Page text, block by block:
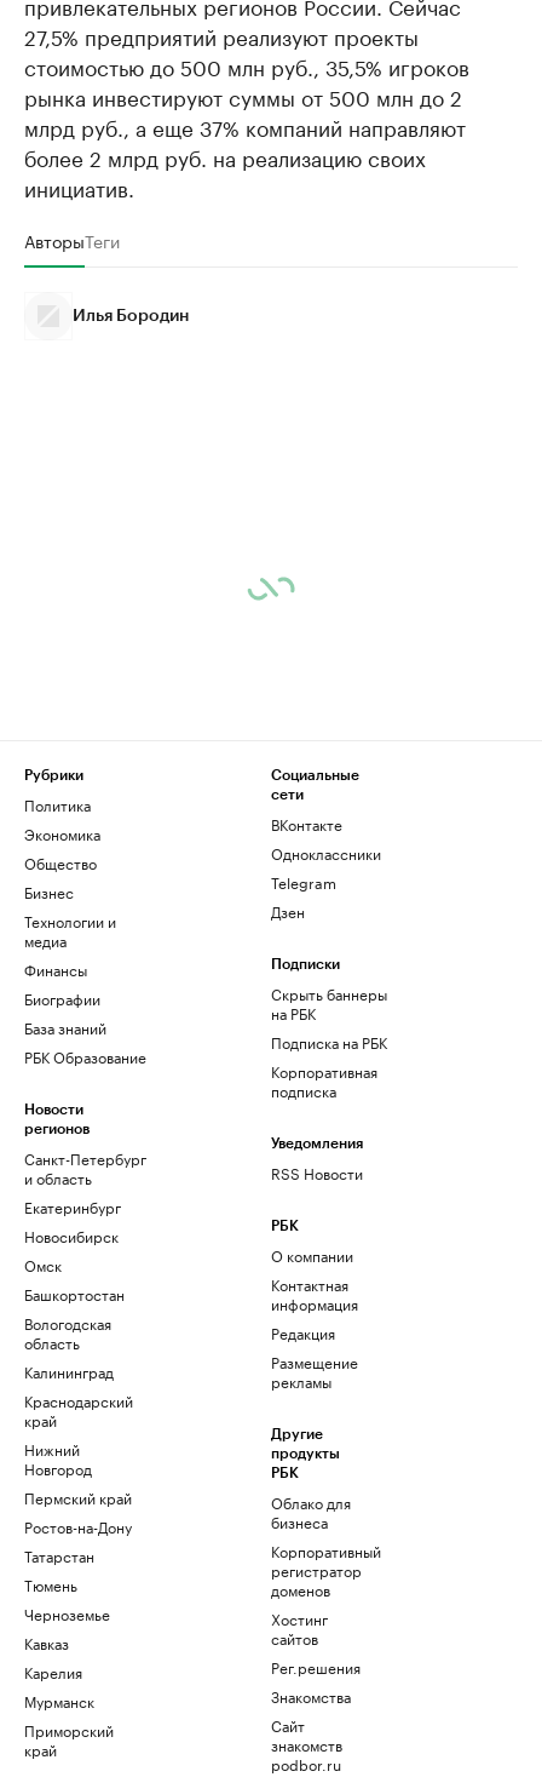
27,5% предприятий реализуют проекты
стоимостью до 500 млн руб., 35,5% игроков
рынка инвестируют суммы от 500 млн до 2
млрд руб., а еще 37% компаний направляют
более 2 млрд руб. на реализацию своих
инициатив.
АвторыТеги
Илья Бородин
Рубрики
Политика
Экономика
Общество
Бизнес
Технологии и
медиа
Финансы
Биографии
База знаний
РБК Образование
Новости
регионов
Санкт-Петербург
и область
Екатеринбург
Новосибирск
Омск
Башкортостан
Вологодская
область
Калининград
Краснодарский
край
Нижний
Новгород
Пермский край
Ростов-на-Дону
Татарстан
Тюмень
Черноземье
Кавказ
Карелия
Мурманск
Приморский
край
Социальные
сети
ВКонтакте
Одноклассники
Telegram
Дзен
Подписки
Скрыть баннеры
на РБК
Подписка на РБК
Корпоративная
подписка
Уведомления
RSS Новости
РБК
О компании
Контактная
информация
Редакция
Размещение
рекламы
Другие
продукты
РБК
Облако для
бизнеса
Корпоративный
регистратор
доменов
Хостинг
сайтов
Рег.решения
Знакомства
Сайт
знакомств
podbor.ru